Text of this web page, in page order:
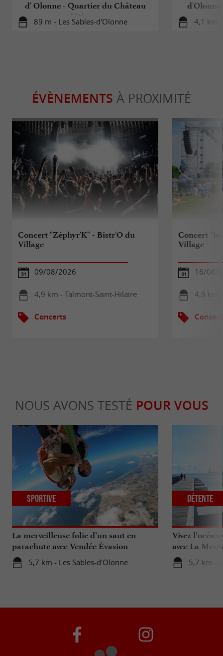
d' Olonne - Quartier du Château
d'Olonne
89 m - Les Sables-d'Olonne 4,1 km
ÉVÈNEMENTS À PROXIMITÉ
Concert "Zéphyr'K" - Bistr'O du
Village
09/08/2026
4,9 km - Talmont-Saint-Hilaire
Concerts
Concert
Village
16/08/
4,9 km
NOUS AVONS TESTÉ POUR VOUS
La merveilleuse folie d’un saut en
parachute avec Vendée Évasion
Parachutisme
5,7 km - Les Sables-d'Olonne
Sportive
Vivez
avec La
5,7 km -
Détente